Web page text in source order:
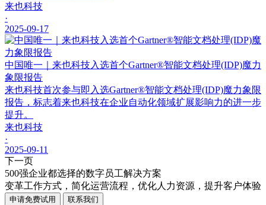
来也科技
·
2025-09-17
中国唯一｜来也科技入选首个Gartner®智能文档处理(IDP)魔力
象限报告
来也科技首次参与即入选Gartner®智能文档处理(IDP)魔力象限
报告，标志着来也科技在企业自动化领域扩展影响力的进一步
提升。
来也科技
·
2025-09-11
下一页
500强企业都选择的数字员工解决方案
变革工作方式，简化运营流程，优化人力资源，提升客户体验
申请免费试用 联系我们